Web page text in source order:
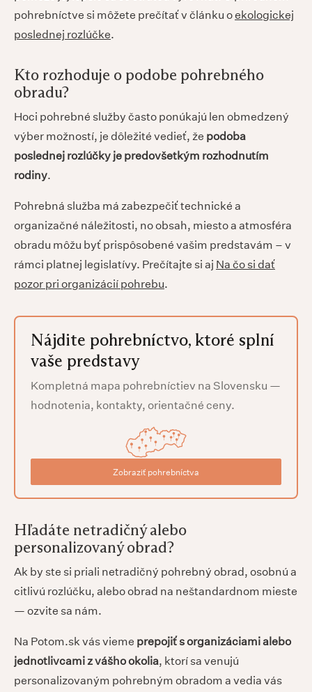
pohrebníctve si môžete prečítať v článku oekologickej
poslednej rozlúčke.
Kto rozhoduje o podobe pohrebného
obradu?
Hoci pohrebné služby často ponúkajú len obmedzený
výber možností, je dôležité vedieť, že podoba
poslednej rozlúčky je predovšetkým rozhodnutím
rodiny.
Pohrebná služba má zabezpečiť technické a
organizačné náležitosti, no obsah, miesto a atmosféra
obradu môžu byť prispôsobené vašim predstavám – v
rámci platnej legislatívy. Prečítajte si aj Na čo si dať
pozor pri organizácií pohrebu.
Nájdite pohrebníctvo, ktoré splní
vaše predstavy
Kompletná mapa pohrebníctiev na Slovensku —
hodnotenia, kontakty, orientačné ceny.
Zobraziť pohrebníctva
Hľadáte netradičný alebo
personalizovaný obrad?
Ak by ste si priali netradičný pohrebný obrad, osobnú a
citlivú rozlúčku, alebo obrad na neštandardnom mieste
— ozvite sa nám.
Na Potom.sk vás vieme prepojiť s organizáciami alebo
jednotlivcami z vášho okolia, ktorí sa venujú
personalizovaným pohrebným obradom a vedia vás